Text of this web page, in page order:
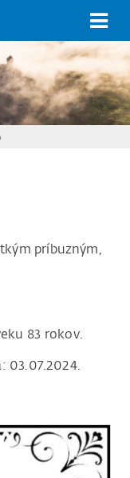
príbuzným,
83 rokov.
03.07.2024.